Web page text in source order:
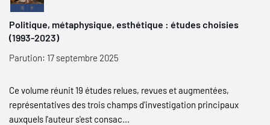
Politique, métaphysique, esthétique : études choisies
(1993-2023)
Parution: 17 septembre 2025
Ce volume réunit 19 études relues, revues et augmentées,
représentatives des trois champs d'investigation principaux
auxquels l'auteur s'est consac...